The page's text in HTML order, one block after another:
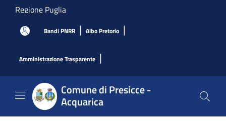
Salta al contenuto principale
Regione Puglia
Bandi PNRR | Albo Pretorio |
Amministrazione Trasparente |
Comune di Presicce -
Acquarica